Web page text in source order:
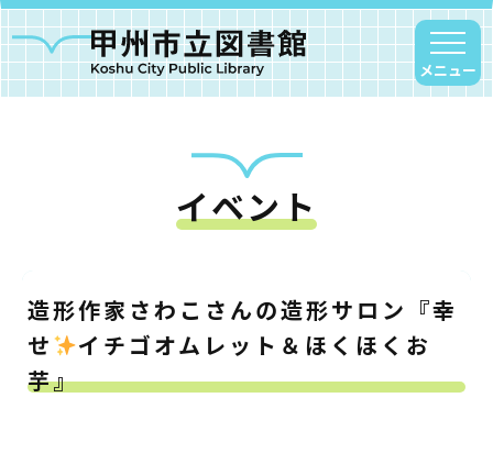
メニュー
イベント
造形作家さわこさんの造形サロン『幸
せ
イチゴオムレット＆ほくほくお
芋』
甲州市図書館について
塩山図書館
大和図書館
甘草屋敷子ども図書館